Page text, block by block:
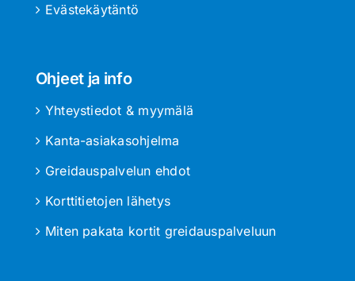
Evästekäytäntö
Ohjeet ja info
Yhteystiedot & myymälä
Kanta-asiakasohjelma
Greidauspalvelun ehdot
Korttitietojen lähetys
Miten pakata kortit greidauspalveluun